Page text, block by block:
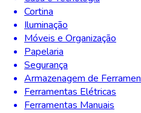
Cortina
Iluminação
Móveis e Organização
Papelaria
Segurança
Armazenagem de
Ferramentas Elétricas
Ferramentas Manuais